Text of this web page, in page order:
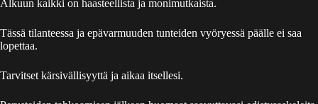
Alkuun kaikki on haasteellista ja monimutkaista.
Tässä tilanteessa ja epävarmuuden tunteiden vyöryessä päälle ei saa
lopettaa.
Tarvitset kärsivällisyyttä ja aikaa itsellesi.